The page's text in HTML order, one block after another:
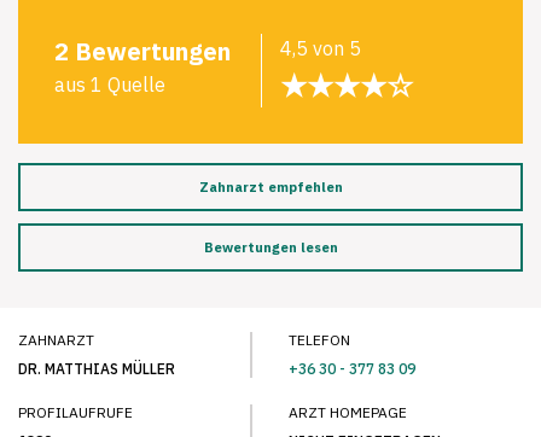
2 Bewertungen
aus 1 Quelle
4,5 von 5
★★★★☆
Zahnarzt empfehlen
Bewertungen lesen
ZAHNARZT
DR. MATTHIAS MÜLLER
TELEFON
+36 30 - 377 83 09
PROFILAUFRUFE
ARZT HOMEPAGE